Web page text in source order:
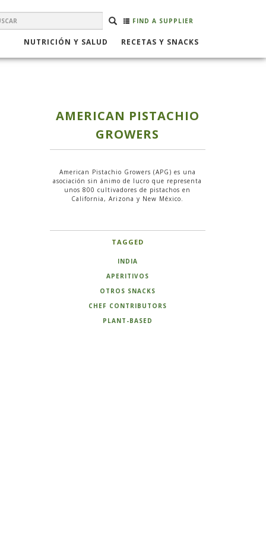
FIND A SUPPLIER
Buscar
BUSCAR
NUTRICIÓN Y SALUD RECETAS Y SNACKS
AMERICAN PISTACHIO
GROWERS
American Pistachio Growers (APG) es una
asociación sin ánimo de lucro que representa
unos 800 cultivadores de pistachos en
California, Arizona y New México.
TAGGED
INDIA
APERITIVOS
OTROS SNACKS
CHEF CONTRIBUTORS
PLANT-BASED